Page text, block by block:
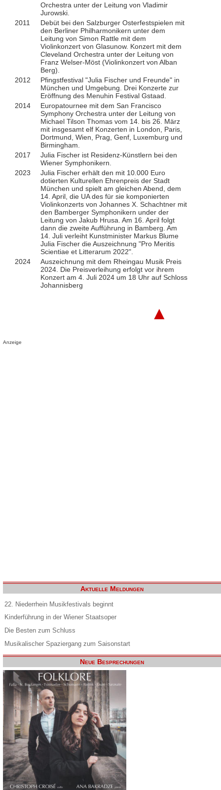
Orchestra unter der Leitung von Vladimir
Jurowski.
2011
Debüt bei den Salzburger Osterfestspielen mit
den Berliner Philharmonikern unter dem
Leitung von Simon Rattle mit dem
Violinkonzert von Glasunow. Konzert mit dem
Cleveland Orchestra unter der Leitung von
Franz Welser-Möst (Violinkonzert von Alban
Berg).
2012
Pfingstfestival "Julia Fischer und Freunde" in
München und Umgebung. Drei Konzerte zur
Eröffnung des Menuhin Festival Gstaad.
2014
Europatournee mit dem San Francisco
Symphony Orchestra unter der Leitung von
Michael Tilson Thomas vom 14. bis 26. März
mit insgesamt elf Konzerten in London, Paris,
Dortmund, Wien, Prag, Genf, Luxemburg und
Birmingham.
2017
Julia Fischer ist Residenz-Künstlern bei den
Wiener Symphonikern.
2023
Julia Fischer erhält den mit 10.000 Euro
dotierten Kulturellen Ehrenpreis der Stadt
München und spielt am gleichen Abend, dem
14. April, die UA des für sie komponierten
Violinkonzerts von Johannes X. Schachtner mit
den Bamberger Symphonikern under der
Leitung von Jakub Hrusa. Am 16. April folgt
dann die zweite Aufführung in Bamberg. Am
14. Juli verleiht Kunstminister Markus Blume
Julia Fischer die Auszeichnung "Pro Meritis
Scientiae et Litterarum 2022".
2024
Auszeichnung mit dem Rheingau Musik Preis
2024. Die Preisverleihung erfolgt vor ihrem
Konzert am 4. Juli 2024 um 18 Uhr auf Schloss
Johannisberg
▲
Anzeige
Aktuelle Meldungen
22. Niederrhein Musikfestivals beginnt
Kinderführung in der Wiener Staatsoper
Die Besten zum Schluss
Musikalischer Spaziergang zum Saisonstart
Neue Besprechungen